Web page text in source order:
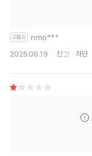
일도 없었다. 병원
은 모두 미치거나 자
든 직원이 그를 기피
집착이 되어 가는데
정에서 그가 마주한
nmo***
2025.06.19 신고 차단